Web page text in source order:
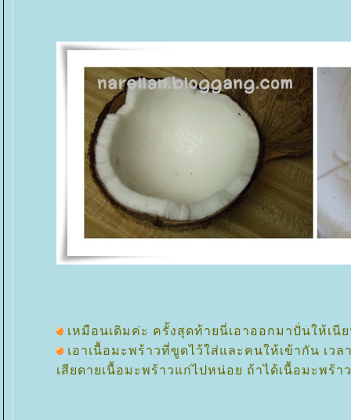
เหมือนเดิมค่ะ ครั้งสุดท้ายนี่เอาออกมาปั่นให้เนี
เอาเนื้อมะพร้าวที่ขูดไว้ใส่และคนให้เข้ากัน เว
เสียดายเนื้อมะพร้าวแก่ไปหน่อย ถ้าได้เนื้อมะพร้